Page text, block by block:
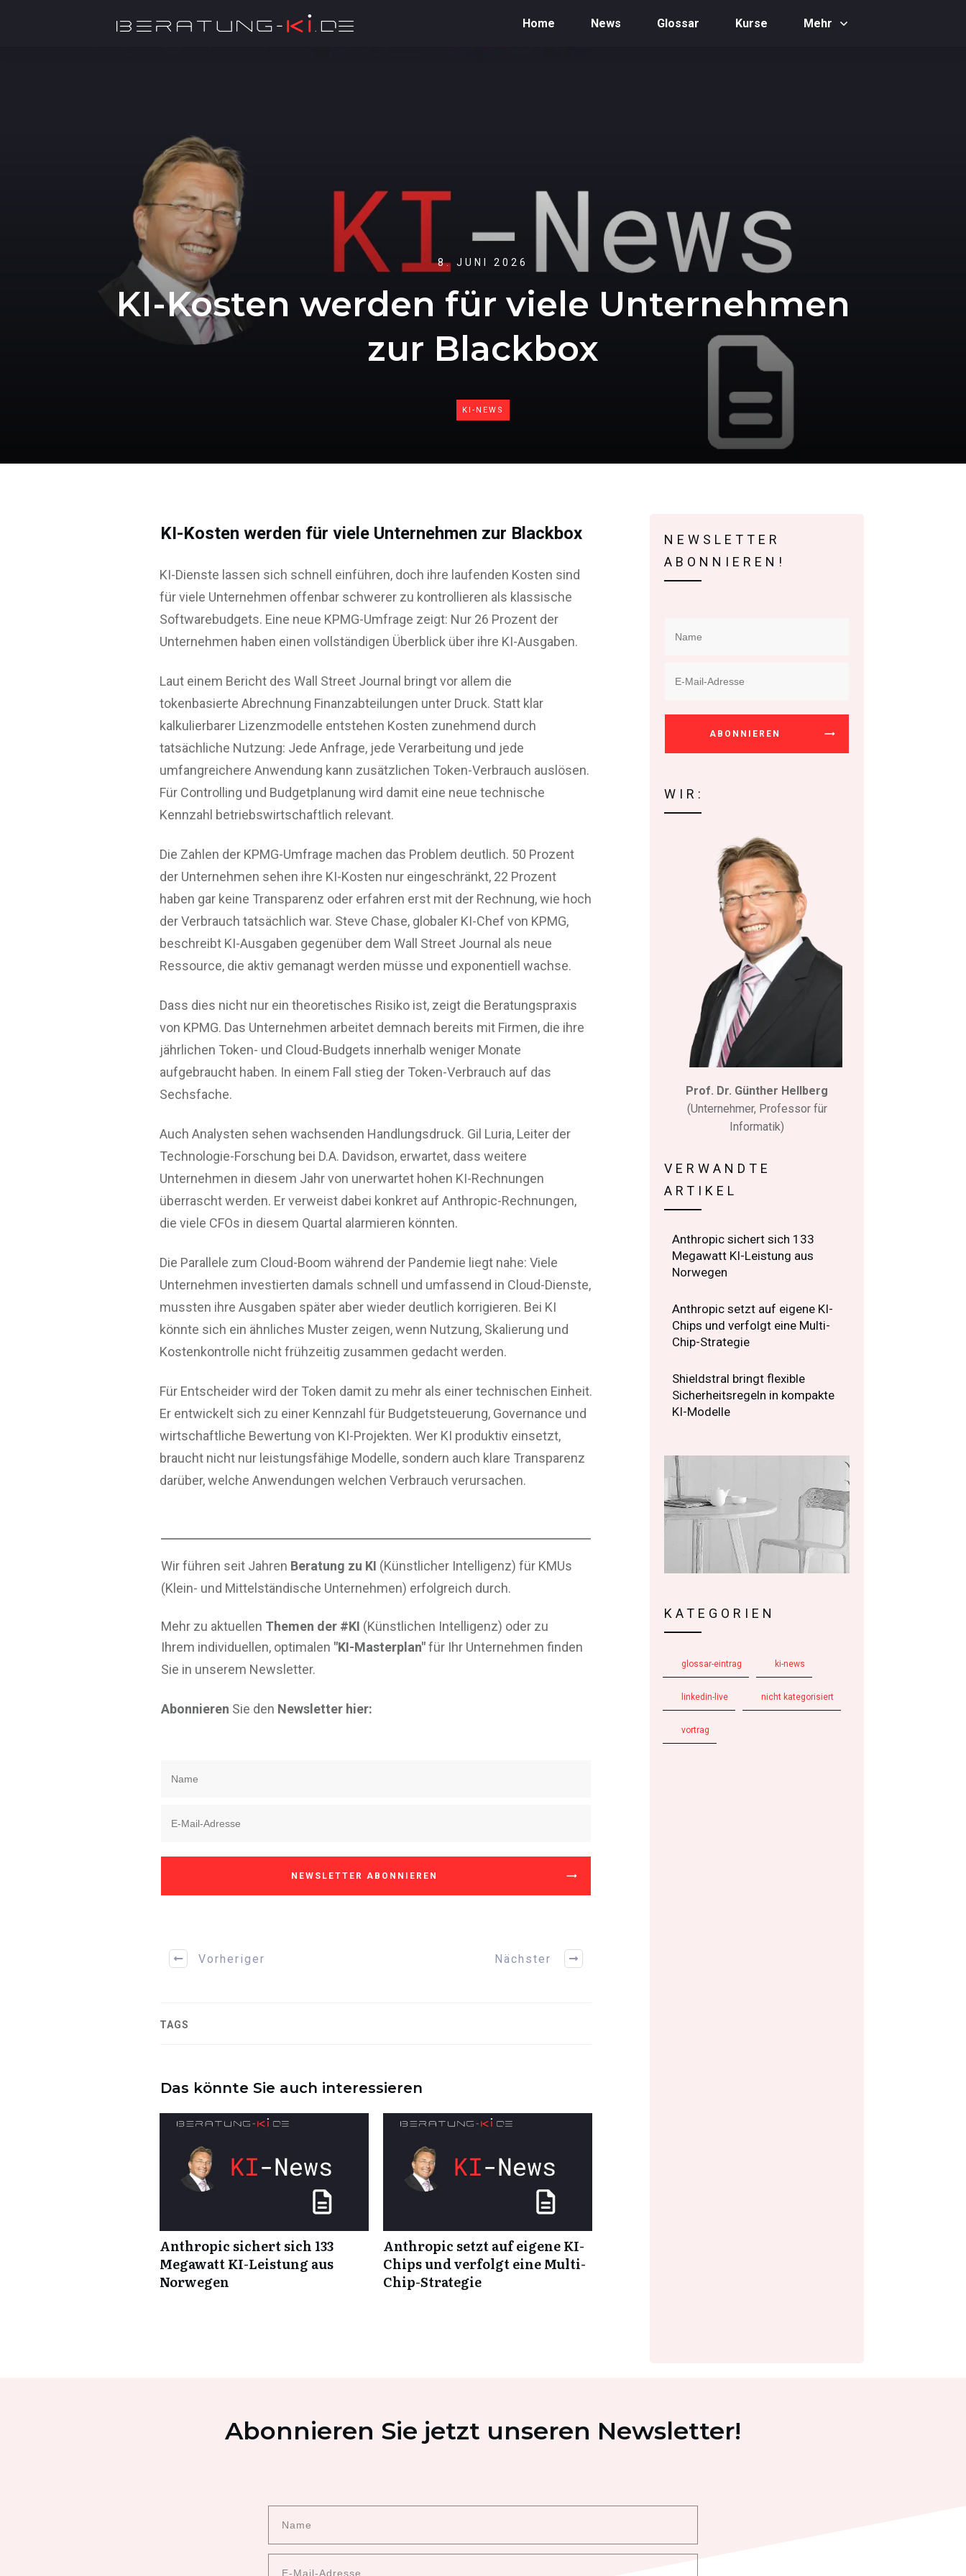
Home News Glossar Kurse Mehr
8. JUNI 2026
KI-Kosten werden für viele Unternehmen
zur Blackbox
KI-NEWS
KI-Kosten werden für viele Unternehmen zur Blackbox
KI-Dienste lassen sich schnell einführen, doch ihre laufenden Kosten sind
für viele Unternehmen offenbar schwerer zu kontrollieren als klassische
Softwarebudgets. Eine neue KPMG-Umfrage zeigt: Nur 26 Prozent der
Unternehmen haben einen vollständigen Überblick über ihre KI-Ausgaben.
Laut einem Bericht des Wall Street Journal bringt vor allem die
tokenbasierte Abrechnung Finanzabteilungen unter Druck. Statt klar
kalkulierbarer Lizenzmodelle entstehen Kosten zunehmend durch
tatsächliche Nutzung: Jede Anfrage, jede Verarbeitung und jede
umfangreichere Anwendung kann zusätzlichen Token-Verbrauch auslösen.
Für Controlling und Budgetplanung wird damit eine neue technische
Kennzahl betriebswirtschaftlich relevant.
Die Zahlen der KPMG-Umfrage machen das Problem deutlich. 50 Prozent
der Unternehmen sehen ihre KI-Kosten nur eingeschränkt, 22 Prozent
haben gar keine Transparenz oder erfahren erst mit der Rechnung, wie hoch
der Verbrauch tatsächlich war. Steve Chase, globaler KI-Chef von KPMG,
beschreibt KI-Ausgaben gegenüber dem Wall Street Journal als neue
Ressource, die aktiv gemanagt werden müsse und exponentiell wachse.
Dass dies nicht nur ein theoretisches Risiko ist, zeigt die Beratungspraxis
von KPMG. Das Unternehmen arbeitet demnach bereits mit Firmen, die ihre
jährlichen Token- und Cloud-Budgets innerhalb weniger Monate
aufgebraucht haben. In einem Fall stieg der Token-Verbrauch auf das
Sechsfache.
Auch Analysten sehen wachsenden Handlungsdruck. Gil Luria, Leiter der
Technologie-Forschung bei D.A. Davidson, erwartet, dass weitere
Unternehmen in diesem Jahr von unerwartet hohen KI-Rechnungen
überrascht werden. Er verweist dabei konkret auf Anthropic-Rechnungen,
die viele CFOs in diesem Quartal alarmieren könnten.
Die Parallele zum Cloud-Boom während der Pandemie liegt nahe: Viele
Unternehmen investierten damals schnell und umfassend in Cloud-Dienste,
mussten ihre Ausgaben später aber wieder deutlich korrigieren. Bei KI
könnte sich ein ähnliches Muster zeigen, wenn Nutzung, Skalierung und
Kostenkontrolle nicht frühzeitig zusammen gedacht werden.
Für Entscheider wird der Token damit zu mehr als einer technischen Einheit.
Er entwickelt sich zu einer Kennzahl für Budgetsteuerung, Governance und
wirtschaftliche Bewertung von KI-Projekten. Wer KI produktiv einsetzt,
braucht nicht nur leistungsfähige Modelle, sondern auch klare Transparenz
darüber, welche Anwendungen welchen Verbrauch verursachen.
Wir führen seit Jahren Beratung zu KI (Künstlicher Intelligenz) für KMUs
(Klein- und Mittelständische Unternehmen) erfolgreich durch.
Mehr zu aktuellen Themen der #KI (Künstlichen Intelligenz) oder zu
Ihrem individuellen, optimalen "KI-Masterplan"für Ihr Unternehmen finden
Sie in unserem Newsletter.
Abonnieren Sie den Newsletter hier:
NEWSLETTER ABONNIEREN
Vorheriger Nächster
TAGS
Das könnte Sie auch interessieren
Anthropic sichert sich 133
Megawatt KI-Leistung aus
Norwegen
Anthropic setzt auf eigene KI-
Chips und verfolgt eine Multi-
Chip-Strategie
NEWSLETTER
ABONNIEREN!
ABONNIEREN
WIR:
Prof. Dr. Günther Hellberg
(Unternehmer, Professor für
Informatik)
VERWANDTE
ARTIKEL
Anthropic sichert sich 133
Megawatt KI-Leistung aus
Norwegen
Anthropic setzt auf eigene KI-
Chips und verfolgt eine Multi-
Chip-Strategie
Shieldstral bringt flexible
Sicherheitsregeln in kompakte
KI-Modelle
KATEGORIEN
glossar-eintrag ki-news
linkedin-live nicht kategorisiert
vortrag
Abonnieren Sie jetzt unseren Newsletter!